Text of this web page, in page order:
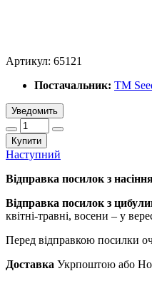
Артикул: 65121
Постачальник: ТМ
Уведомить
Купити
Наступний
Відправка посилок з
Відправка посилок з
квітні-травні, восени – у
Перед відправкою посилки
Доставка Укрпоштою або